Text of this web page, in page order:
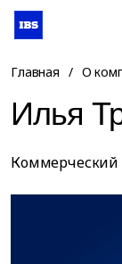
Главная / О
Илья